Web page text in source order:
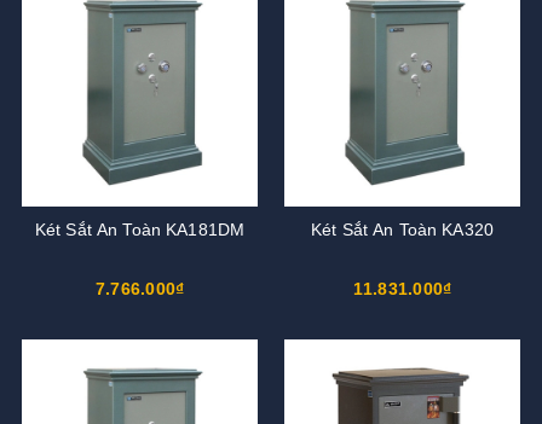
Két Sắt An Toàn KA181DM
7.766.000₫
Két Sắt An Toàn KA320
11.831.000₫